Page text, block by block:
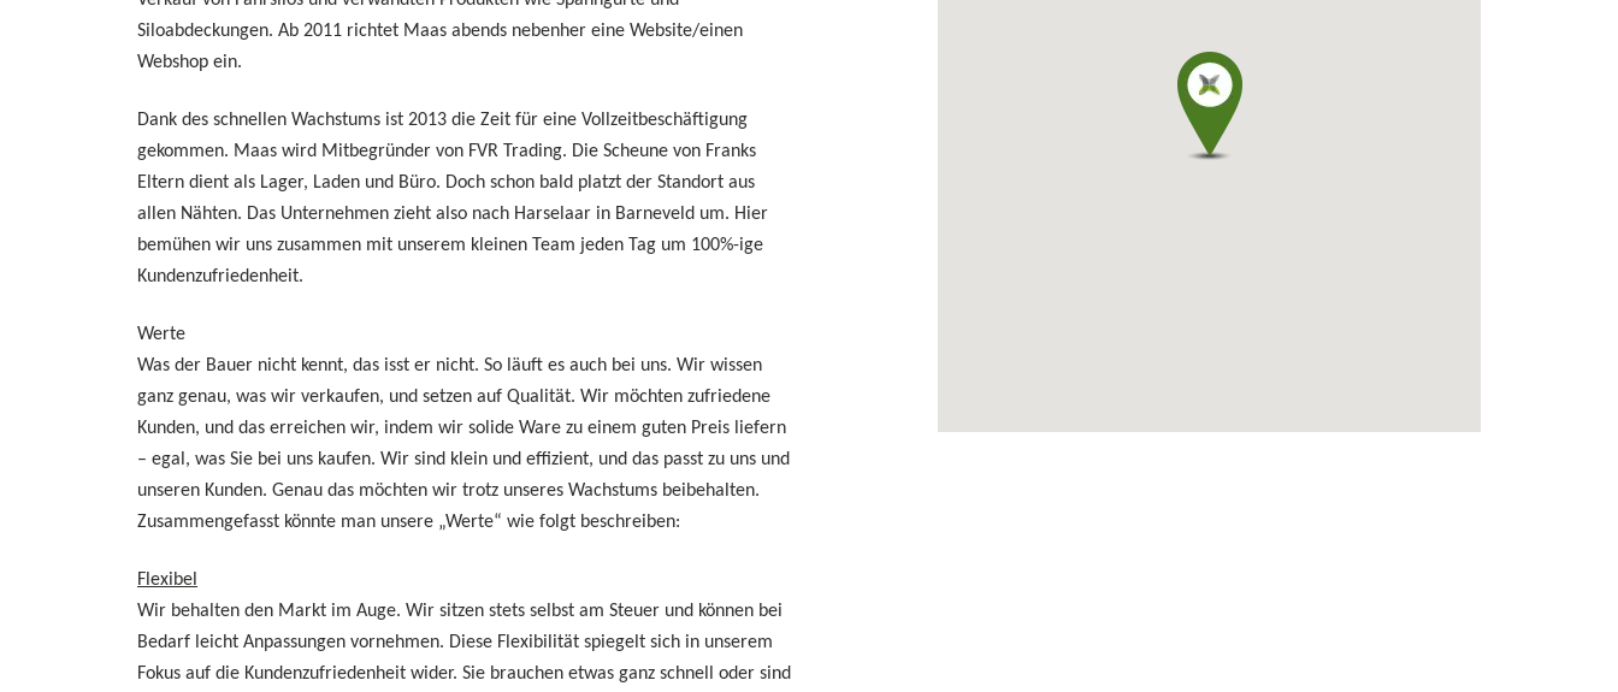
Siloabdeckungen. Ab 2011 richtet Maas abends nebenher eine Website/einen
Webshop ein.
Dank des schnellen Wachstums ist 2013 die Zeit für eine Vollzeitbeschäftigung
gekommen. Maas wird Mitbegründer von FVR Trading. Die Scheune von Franks
Eltern dient als Lager, Laden und Büro. Doch schon bald platzt der Standort aus
allen Nähten. Das Unternehmen zieht also nach Harselaar in Barneveld um. Hier
bemühen wir uns zusammen mit unserem kleinen Team jeden Tag um 100%-ige
Kundenzufriedenheit.
Werte
Was der Bauer nicht kennt, das isst er nicht. So läuft es auch bei uns. Wir wissen
ganz genau, was wir verkaufen, und setzen auf Qualität. Wir möchten zufriedene
Kunden, und das erreichen wir, indem wir solide Ware zu einem guten Preis liefern
– egal, was Sie bei uns kaufen. Wir sind klein und effizient, und das passt zu uns und
unseren Kunden. Genau das möchten wir trotz unseres Wachstums beibehalten.
Zusammengefasst könnte man unsere „Werte“ wie folgt beschreiben:
Flexibel
Wir behalten den Markt im Auge. Wir sitzen stets selbst am Steuer und können bei
Bedarf leicht Anpassungen vornehmen. Diese Flexibilität spiegelt sich in unserem
Fokus auf die Kundenzufriedenheit wider. Sie brauchen etwas ganz schnell oder sind